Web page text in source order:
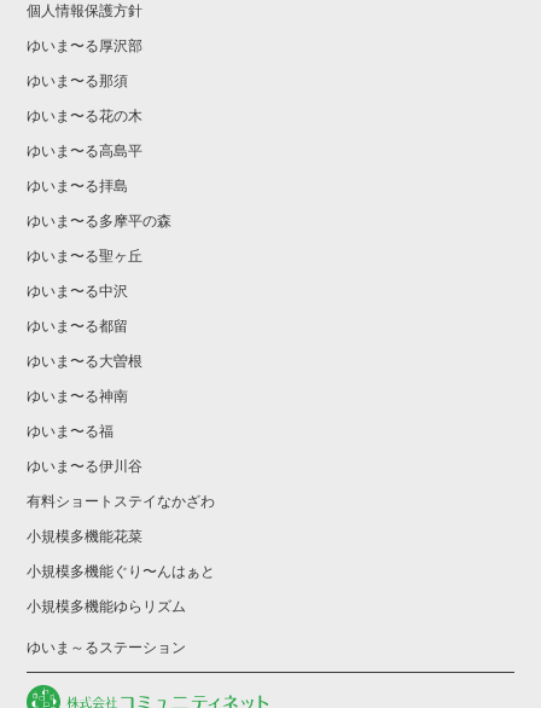
個人情報保護方針
ゆいま〜る厚沢部
ゆいま〜る那須
ゆいま〜る花の木
ゆいま〜る高島平
ゆいま〜る拝島
ゆいま〜る多摩平の森
ゆいま〜る聖ヶ丘
ゆいま〜る中沢
ゆいま〜る都留
ゆいま〜る大曽根
ゆいま〜る神南
ゆいま〜る福
ゆいま〜る伊川谷
有料ショートステイなかざわ
小規模多機能花菜
小規模多機能ぐり〜んはぁと
小規模多機能ゆらリズム
ゆいま～るステーション